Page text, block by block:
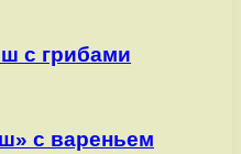
с грибами
с вареньем